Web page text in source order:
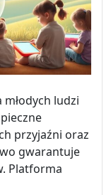
ludzi
przyjaźni oraz
gwarantuje
Platforma